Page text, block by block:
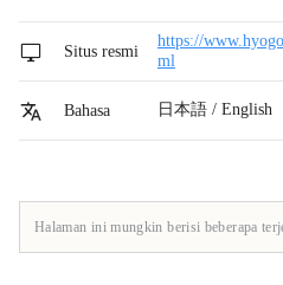
Situs resmi
https://
ml
Bahasa 日本語 / English
Halaman ini mungkin berisi beberapa